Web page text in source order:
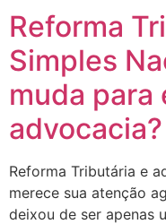
Reforma
Simples
muda
advocacia?
Reforma Tributária e
merece sua atenção
deixou de ser apenas